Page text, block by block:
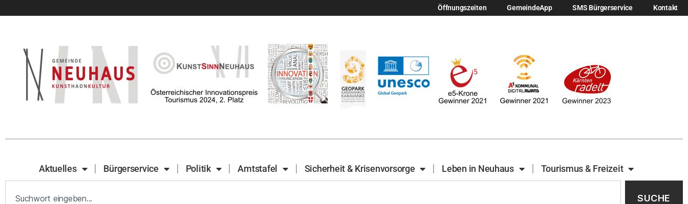
Öffnungszeiten GemeindeApp SMS Bürgerservice Kontakt
Aktuelles Bürgerservice Politik Amtstafel Sicherheit & Krisenvorsorge Leben in Neuhaus Tourismus & Freizeit
SUCHE